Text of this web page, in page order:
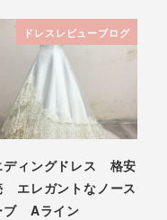
ドレスレビューブログ
ディングドレス 格安
エレガントなノース
ブ Aライン